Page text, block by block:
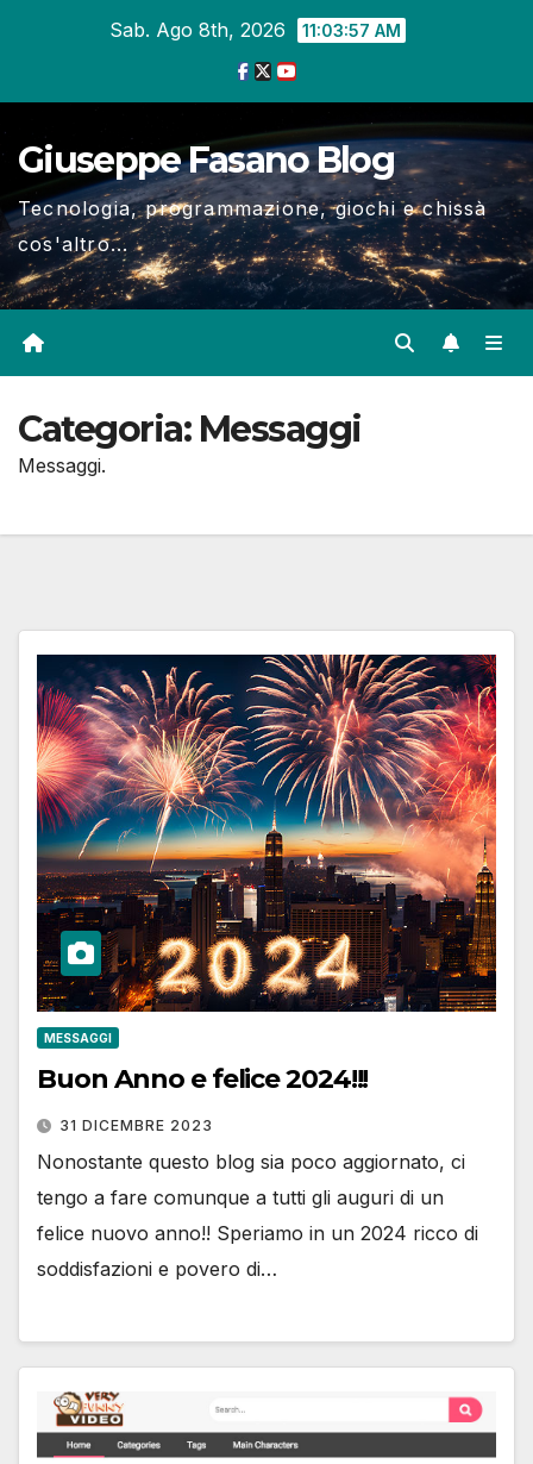
Sab. Ago 8th, 2026 11:03:58 AM
Giuseppe Fasano Blog
Tecnologia, programmazione, giochi e chissà
cos'altro...
Categoria: Messaggi
Messaggi.
MESSAGGI
Buon Anno e felice 2024!!!
31 DICEMBRE 2023
Nonostante questo blog sia poco aggiornato, ci
tengo a fare comunque a tutti gli auguri di un
felice nuovo anno!! Speriamo in un 2024 ricco di
soddisfazioni e povero di…